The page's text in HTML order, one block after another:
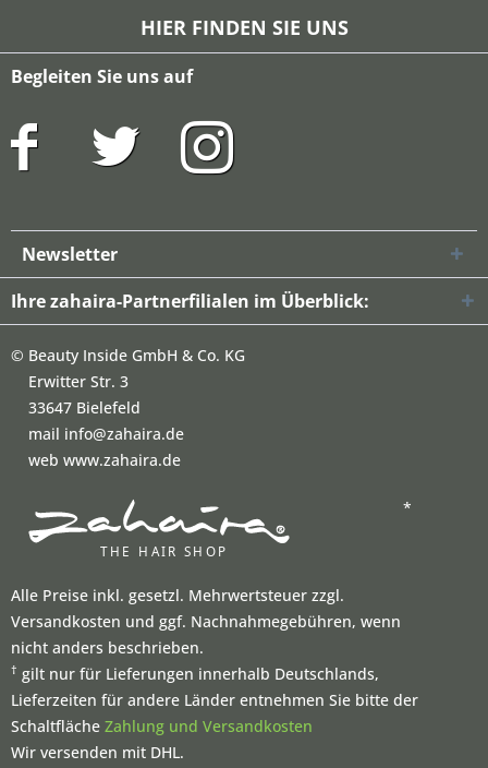
HIER FINDEN SIE UNS
Begleiten Sie uns auf
Newsletter
Ihre zahaira-Partnerfilialen im Überblick:
© Beauty Inside GmbH & Co. KG
Erwitter Str. 3
33647 Bielefeld
mail info@zahaira.de
web www.zahaira.de
*
Alle Preise inkl. gesetzl. Mehrwertsteuer zzgl.
Versandkosten und ggf. Nachnahmegebühren, wenn
nicht anders beschrieben.
† gilt nur für Lieferungen innerhalb Deutschlands,
Lieferzeiten für andere Länder entnehmen Sie bitte der
Schaltfläche Zahlung und Versandkosten
Wir versenden mit DHL.